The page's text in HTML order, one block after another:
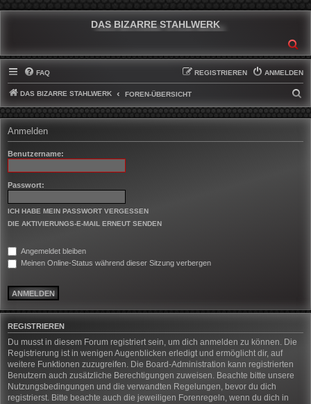
DAS BIZARRE STAHLWERK
FAQ ANMELDEN
REGISTRIEREN
DAS BIZARRE STAHLWERK FOREN-ÜBERSICHT
U
H
Anmelden
Benutzername:
Passwort:
ICH HABE MEIN PASSWORT VERGESSEN
DIE AKTIVIERUNGS-E-MAIL ERNEUT SENDEN
Angemeldet bleiben
Meinen Online-Status während dieser Sitzung verbergen
REGISTRIEREN
Du musst in diesem Forum registriert sein, um dich anmelden zu können. Die
Registrierung ist in wenigen Augenblicken erledigt und ermöglicht dir, auf
weitere Funktionen zuzugreifen. Die Board-Administration kann registrierten
Benutzern auch zusätzliche Berechtigungen zuweisen. Beachte bitte unsere
Nutzungsbedingungen und die verwandten Regelungen, bevor du dich
registrierst. Bitte beachte auch die jeweiligen Forenregeln, wenn du dich in